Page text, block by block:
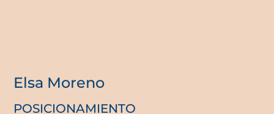
Elsa Moreno
POSICIONAMIENTO